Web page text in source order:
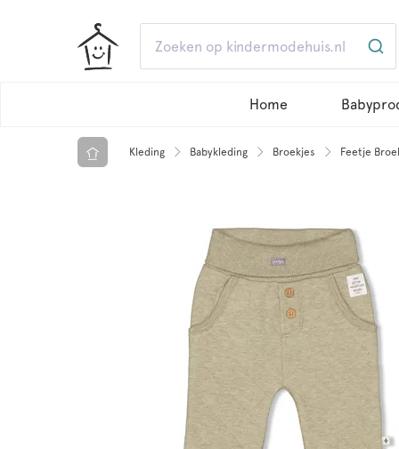
Home
Kleding Babykleding Broekjes Feetje